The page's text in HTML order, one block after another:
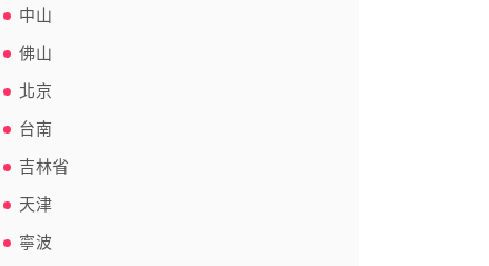
中山
佛山
北京
台南
吉林省
天津
寧波